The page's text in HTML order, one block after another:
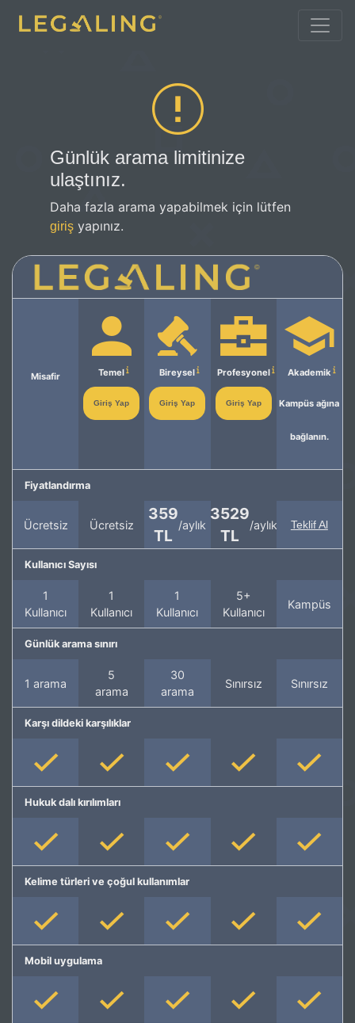
Günlük arama limitinize
ulaştınız.
Daha fazla arama yapabilmek için lütfen
giriş yapınız.
Misafir Temel
Giriş Yap
Bireysel
Giriş Yap
Profesyonel
Giriş Yap
Akademik
Kampüs ağına
bağlanın.
Fiyatlandırma
Ücretsiz Ücretsiz
359
TL
/aylık
3529
TL
/aylık Teklif Al
Kullanıcı Sayısı
1
Kullanıcı
1
Kullanıcı
1
Kullanıcı
5+
Kullanıcı
Kampüs
Günlük arama sınırı
1 arama
5
arama
30
arama
Sınırsız Sınırsız
Karşı dildeki karşılıklar
Hukuk dalı kırılımları
Kelime türleri ve çoğul kullanımlar
Mobil uygulama